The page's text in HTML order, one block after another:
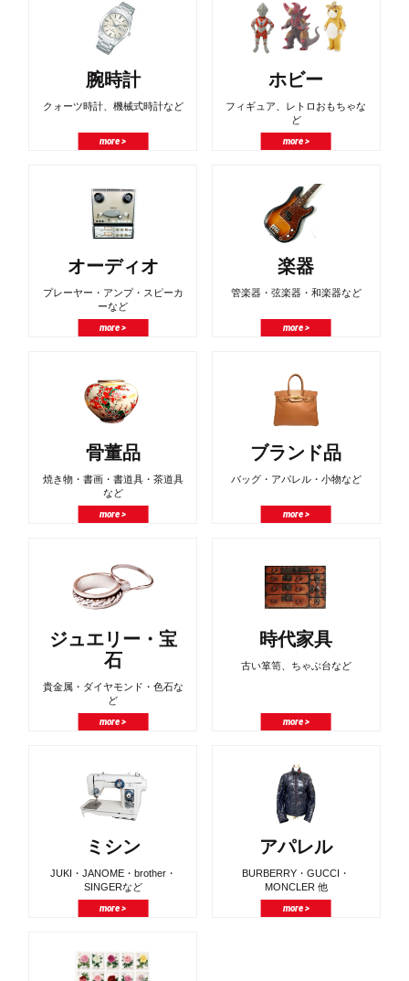
腕時計
クォーツ時計、機械式時計など
more >
ホビー
フィギュア、レトロおもちゃな
ど
more >
オーディオ
プレーヤー・アンプ・スピーカ
ーなど
more >
楽器
管楽器・弦楽器・和楽器など
more >
骨董品
焼き物・書画・書道具・茶道具
など
more >
ブランド品
バッグ・アパレル・小物など
more >
ジュエリー・宝
石
貴金属・ダイヤモンド・色石な
ど
more >
時代家具
古い箪笥、ちゃぶ台など
more >
ミシン
JUKI・JANOME・brother・
SINGERなど
more >
アパレル
BURBERRY・GUCCI・
MONCLER 他
more >